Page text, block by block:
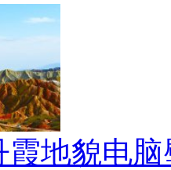
霞地貌电脑